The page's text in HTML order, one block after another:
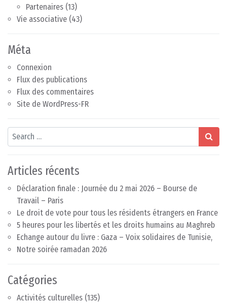
Partenaires (13)
Vie associative (43)
Méta
Connexion
Flux des publications
Flux des commentaires
Site de WordPress-FR
Search
Articles récents
Déclaration finale : Journée du 2 mai 2026 – Bourse de
Travail – Paris
Le droit de vote pour tous les résidents étrangers en France
5 heures pour les libertés et les droits humains au Maghreb
Echange autour du livre : Gaza – Voix solidaires de Tunisie,
Notre soirée ramadan 2026
Catégories
Activités culturelles (135)